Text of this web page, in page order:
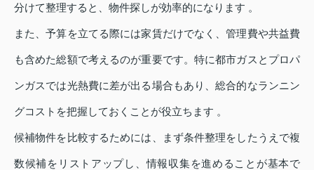
分けて整理すると、物件探しが効率的になります 。
また、予算を立てる際には家賃だけでなく、管理費や共益費
も含めた総額で考えるのが重要です。特に都市ガスとプロパ
ンガスでは光熱費に差が出る場合もあり、総合的なランニン
グコストを把握しておくことが役立ちます 。
候補物件を比較するためには、まず条件整理をしたうえで複
数候補をリストアップし、情報収集を進めることが基本で